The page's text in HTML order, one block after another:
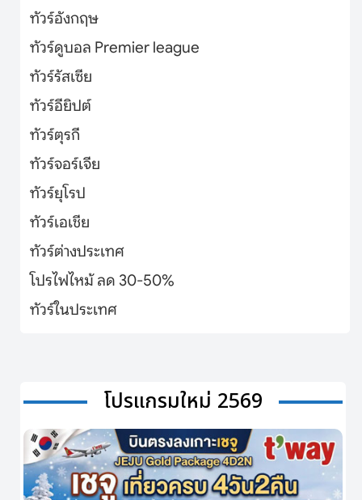
ทัวร์อังกฤษ
ทัวร์ดูบอล Premier league
ทัวร์รัสเซีย
ทัวร์อียิปต์
ทัวร์ตุรกี
ทัวร์จอร์เจีย
ทัวร์ยุโรป
ทัวร์เอเชีย
ทัวร์ต่างประเทศ
โปรไฟไหม้ ลด 30-50%
ทัวร์ในประเทศ
โปรแกรมใหม่ 2569